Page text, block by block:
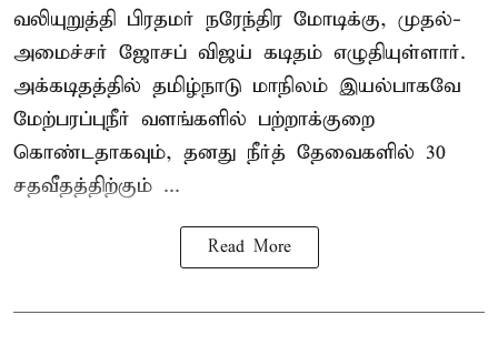
வலியுறுத்தி பிரதமர் நரேந்திர மோடிக்கு, முதல்-
அமைச்சர் ஜோசப் விஜய் கடிதம் எழுதியுள்ளார்.
அக்கடிதத்தில் தமிழ்நாடு மாநிலம் இயல்பாகவே
மேற்பரப்புநீர் வளங்களில் பற்றாக்குறை
கொண்டதாகவும், தனது நீர்த் தேவைகளில் 30
சதவீதத்திற்கும் ...
Read More